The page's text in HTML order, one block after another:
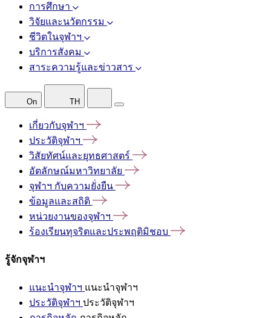
การศึกษา
วิจัยและนวัตกรรม
ชีวิตในจุฬาฯ
บริการสังคม
สาระความรู้และข่าวสาร
On TH
เกี่ยวกับจุฬาฯ
ประวัติจุฬาฯ
วิสัยทัศน์และยุทธศาสตร์
อัตลักษณ์มหาวิทยาลัย
จุฬาฯ กับความยั่งยืน
ข้อมูลและสถิติ
หน่วยงานของจุฬาฯ
ร้องเรียนทุจริตและประพฤติมิชอบ
รู้จักจุฬาฯ
แนะนำจุฬาฯ แนะนำจุฬาฯ
ประวัติจุฬาฯ ประวัติจุฬาฯ